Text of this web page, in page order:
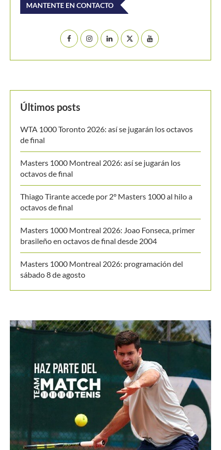
MANTENTE EN CONTACTO
Últimos posts
WTA 1000 Toronto 2026: así se jugarán los octavos
de final
Masters 1000 Montreal 2026: así se jugarán los
octavos de final
Thiago Tirante accede por 2° Masters 1000 al hilo a
octavos de final
Masters 1000 Montreal 2026: Joao Fonseca, primer
brasileño en octavos de final desde 2004
Masters 1000 Montreal 2026: programación del
sábado 8 de agosto